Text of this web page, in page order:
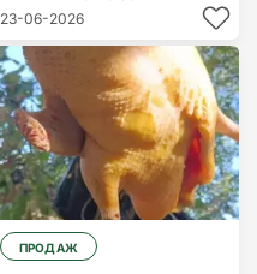
23-06-2026
ПРОДАЖ